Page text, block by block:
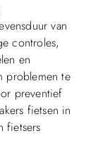
van
controles,
en
problemen te
preventief
fietsen in
fietsers